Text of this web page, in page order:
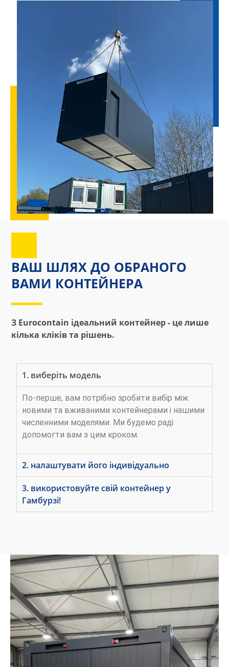
ВАШ ШЛЯХ ДО ОБРАНОГО
ВАМИ КОНТЕЙНЕРА
З Eurocontain ідеальний контейнер - це лише
кілька кліків та рішень.
1. виберіть модель
По-перше, вам потрібно зробити вибір між
новими та вживаними контейнерами і нашими
численними моделями. Ми будемо раді
допомогти вам з цим кроком.
2. налаштувати його індивідуально
3. використовуйте свій контейнер у
Гамбурзі!